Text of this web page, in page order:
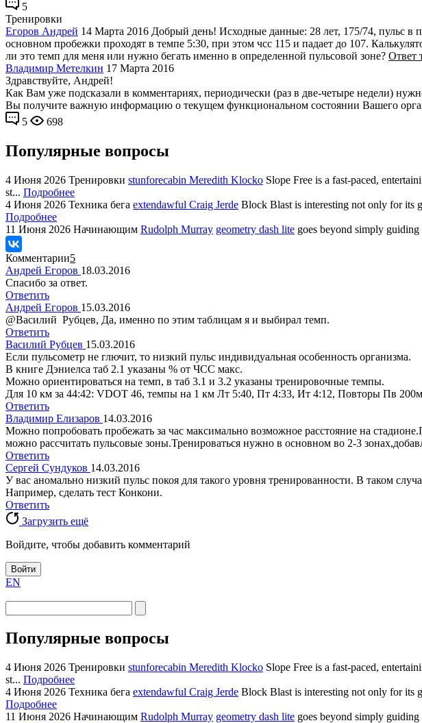
5
Тренировки
Егоров Андрей 14 Марта 2016 Добрый день! Исходные данные: 28 лет, 175/74, пульс в
основном пробежки проходят в темпе 5:30, при этом чсс 115 и падает до 107.
ли это темп для меня или нужно бегать именно в определенной пульсовой зоне? Ответ
Владимир Метелкин 17 Марта 2016
Здравствуйте, Андрей!
Как Вам уже подсказали в комментариях, периодически (раз в две-четыре недели)
Вы получите важную информацию о текущем функциональном состоянии Вашего
5
698
Популярные вопросы
4 Июня 2026 Тренировки stunforecabin Meredith Klocko Slope Free is a fast-paced,
st... Подробнее
4 Июня 2026 Техника бега extendawful Craig Jerde Block Blast is interesting not only for its
Подробнее
11 Июня 2026 Начинающим Rudolph Murray geometry dash lite goes beyond simply
Комментарии5
Андрей Егоров 18.03.2016
Спасибо за ответ.
Ответить
Андрей Егоров 15.03.2016
@Василий Рубцев, Да, именно по этим таблицам я и выбирал темп.
Ответить
Василий Рубцев 15.03.2016
Если пульсометр не глючит, то низкий пульс индивидуальная особенность организма.
В книге Дэниелса таб 2.1 указаны % от ЧСС макс.
Можно ориентироваться на темп, в таб 3.1 и 3.2 указаны тренировочные темпы.
Для 10 км за 44:42: VDOT 46, темпы на 1 км Лт 5:40, Пт 4:33, Ит 4:12, Повторы Пв
Ответить
Владимир Елизаров 14.03.2016
Можно попробовать пробежать за час максимально возможное расстояние на
можно рассчитать пульсовые зоны.Тренироваться нужно в основном во 2-3
Ответить
Сергей Сундуков 14.03.2016
У вас аномально низкий пульс покоя для такого уровня тренированности. В таком
Например, сделать тест Конкони.
Ответить
Загрузить ещё
Войдите, чтобы добавить комментарий
Войти
EN
Популярные вопросы
4 Июня 2026 Тренировки stunforecabin Meredith Klocko Slope Free is a fast-paced,
st... Подробнее
4 Июня 2026 Техника бега extendawful Craig Jerde Block Blast is interesting not only for its
Подробнее
11 Июня 2026 Начинающим Rudolph Murray geometry dash lite goes beyond simply